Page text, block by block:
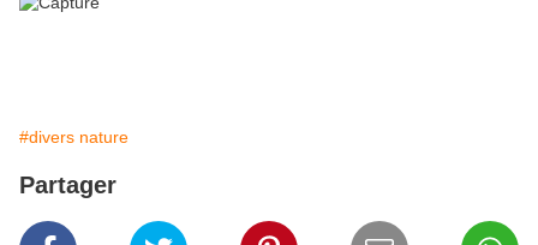
#divers nature
Partager